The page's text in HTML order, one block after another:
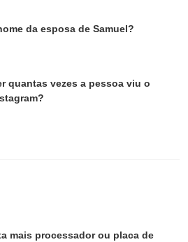
da esposa de Samuel?
quantas vezes a pessoa viu o
mais processador ou placa de